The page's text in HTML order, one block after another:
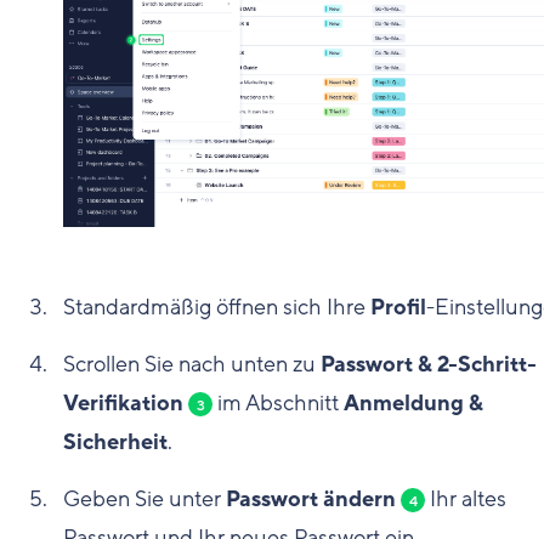
Standardmäßig öffnen sich Ihre Profil-
Scrollen Sie nach unten zu Passwort & 2-Schritt-
Verifikation
3 im AbschnittAnmeldung &
Sicherheit.
Geben Sie unter Passwort ändern 4
Ihr altes